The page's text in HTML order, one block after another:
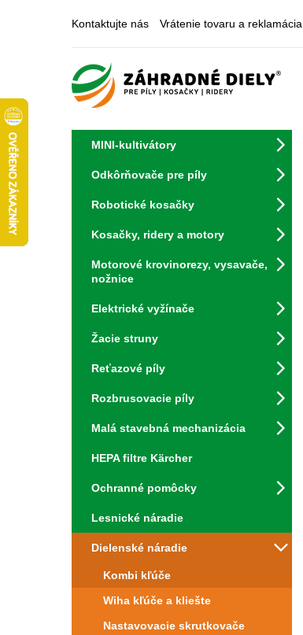
Kontaktujte nás Vrátenie tovaru a reklamácia
MINI-kultivátory
Odkôrňovače pre píly
Robotické kosačky
Kosačky, ridery a motory
Motorové krovinorezy, vysavače,
nožnice
Elektrické vyžínače
Žacie struny
Reťazové píly
Rozbrusovacie píly
Malá stavebná mechanizácia
HEPA filtre Kärcher
Ochranné pomôcky
Lesnické náradie
Dielenské náradie
Kombi kľúče
Wiha kľúče a kliešte
Nastavovacie skrutkovače